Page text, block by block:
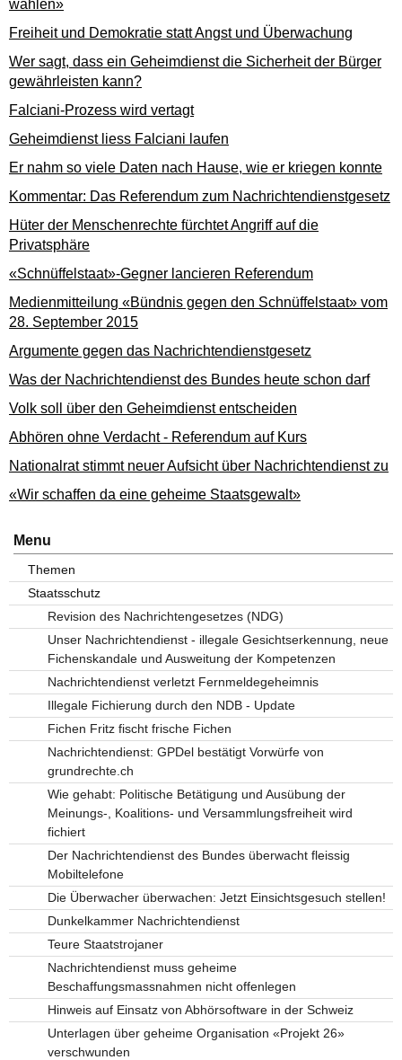
Freiheit und Demokratie statt Angst und Überwachung
Wer sagt, dass ein Geheimdienst die Sicherheit der Bürger
gewährleisten kann?
Falciani-Prozess wird vertagt
Geheimdienst liess Falciani laufen
Er nahm so viele Daten nach Hause, wie er kriegen konnte
Kommentar: Das Referendum zum Nachrichtendienstgesetz
Hüter der Menschenrechte fürchtet Angriff auf die
Privatsphäre
«Schnüffelstaat»-Gegner lancieren Referendum
Medienmitteilung «Bündnis gegen den Schnüffelstaat» vom
28. September 2015
Argumente gegen das Nachrichtendienstgesetz
Was der Nachrichtendienst des Bundes heute schon darf
Volk soll über den Geheimdienst entscheiden
Abhören ohne Verdacht - Referendum auf Kurs
Nationalrat stimmt neuer Aufsicht über Nachrichtendienst zu
«Wir schaffen da eine geheime Staatsgewalt»
Menu
Themen
Staatsschutz
Revision des Nachrichtengesetzes (NDG)
Unser Nachrichtendienst - illegale Gesichtserkennung, neue
Fichenskandale und Ausweitung der Kompetenzen
Nachrichtendienst verletzt Fernmeldegeheimnis
Illegale Fichierung durch den NDB - Update
Fichen Fritz fischt frische Fichen
Nachrichtendienst: GPDel bestätigt Vorwürfe von
grundrechte.ch
Wie gehabt: Politische Betätigung und Ausübung der
Meinungs-, Koalitions- und Versammlungsfreiheit wird
fichiert
Der Nachrichtendienst des Bundes überwacht fleissig
Mobiltelefone
Die Überwacher überwachen: Jetzt Einsichtsgesuch stellen!
Dunkelkammer Nachrichtendienst
Teure Staatstrojaner
Nachrichtendienst muss geheime
Beschaffungsmassnahmen nicht offenlegen
Hinweis auf Einsatz von Abhörsoftware in der Schweiz
Unterlagen über geheime Organisation «Projekt 26»
verschwunden